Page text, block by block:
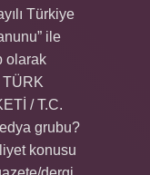
Türkiye
ile
olarak
TÜRK
/ T.C.
grubu?
konusu